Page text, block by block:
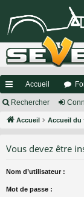
ac
co
s
Accueil
Rechercher
Accueil Accueil du
Vous devez être
Nom d’utilisateur :
Mot de passe :